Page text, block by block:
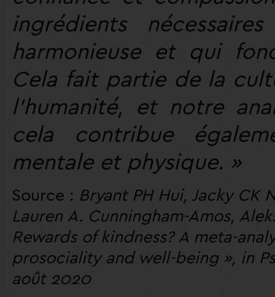
ingrédients
harmonieuse et qui
Cela fait partie de la
l’humanité, et notre
cela contribue
mentale et physique. »
Source : Bryant PH Hui, Jacky CK
Lauren A. Cunningham-Amos,
Rewards of kindness? A meta-
prosociality and well-being », in
août 2020